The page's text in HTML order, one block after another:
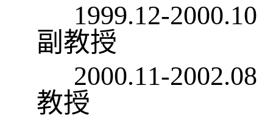
1999.12-
副教授
2000.11-
教授